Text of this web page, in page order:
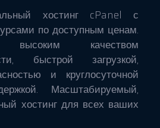
хостинг cPanel с
по доступным ценам.
высоким качеством
быстрой загрузкой,
и круглосуточной
Масштабируемый,
хостинг для всех ваших